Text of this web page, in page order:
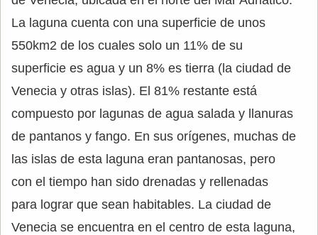
La laguna cuenta con una superficie de unos
550km2 de los cuales solo un 11% de su
superficie es agua y un 8% es tierra (la ciudad de
Venecia y otras islas). El 81% restante está
compuesto por lagunas de agua salada y llanuras
de pantanos y fango. En sus orígenes, muchas de
las islas de esta laguna eran pantanosas, pero
con el tiempo han sido drenadas y rellenadas
para lograr que sean habitables. La ciudad de
Venecia se encuentra en el centro de esta laguna,